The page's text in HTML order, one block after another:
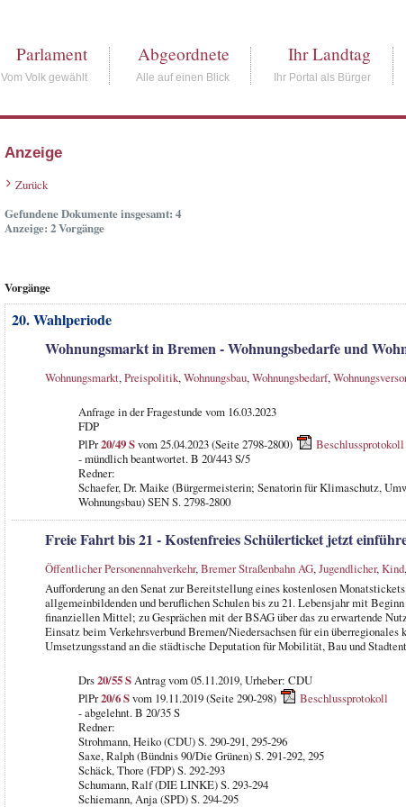
Parlament
Vom Volk gewählt
Abgeordnete
Alle auf einen Blick
Ihr Landtag
Ihr Portal als Bürger
Anzeige
Zurück
Gefundene Dokumente insgesamt: 4
Anzeige: 2 Vorgänge
Vorgänge
20. Wahlperiode
Wohnungsmarkt in Bremen - Wohnungsbedarfe und
Wohnungsmarkt,Preispolitik,Wohnungsbau,Wohnungsbedarf,
Anfrage in der Fragestundevom 16.03.2023
FDP
PlPr20/49 Svom 25.04.2023 (Seite 2798-2800)
Beschlussprotokoll
- mündlich beantwortet. B 20/443 S/5
Redner:
Schaefer, Dr. Maike (Bürgermeisterin; Senatorin für Klimaschutz,
Wohnungsbau) SEN S. 2798-2800
Freie Fahrt bis 21 - Kostenfreies Schülerticket jetzt
Öffentlicher Personennahverkehr,Bremer Straßenbahn AG,Jugendlicher,Kind,
Aufforderung an den Senat zur Bereitstellung eines kostenlosen
allgemeinbildenden und beruflichen Schulen bis zu 21. Lebensjahr mit
finanziellen Mittel; zu Gesprächen mit der BSAG über das zu erwartende
Einsatz beim Verkehrsverbund Bremen/Niedersachsen für ein
Umsetzungsstand an die städtische Deputation für Mobilität, Bau und
Drs20/55 SAntrag vom 05.11.2019, Urheber: CDU
PlPr20/6 Svom 19.11.2019 (Seite 290-298)
Beschlussprotokoll
- abgelehnt. B 20/35 S
Redner:
Strohmann, Heiko (CDU) S. 290-291, 295-296
Saxe, Ralph (Bündnis 90/Die Grünen) S. 291-292, 295
Schäck, Thore (FDP) S. 292-293
Schumann, Ralf (DIE LINKE) S. 293-294
Schiemann, Anja (SPD) S. 294-295